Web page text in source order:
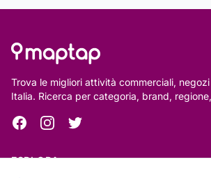
Trova le migliori attività commerciali,
Italia. Ricerca per categoria, brand,
FacebookInstagramTwitter
ESPLORA